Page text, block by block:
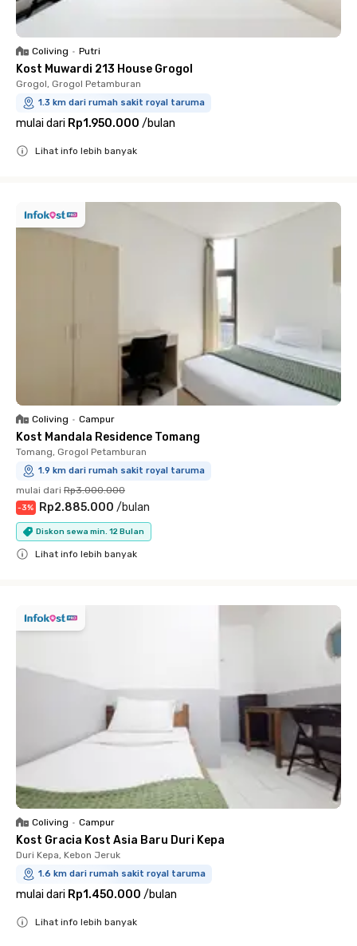
Coliving • Putri
Kost Muwardi 213 House Grogol
Grogol, Grogol Petamburan
1.3 km dari rumah sakit royal taruma
mulai dari Rp1.950.000 /bulan
Lihat info lebih banyak
Coliving • Campur
Kost Mandala Residence Tomang
Tomang, Grogol Petamburan
1.9 km dari rumah sakit royal taruma
mulai dari Rp3.000.000
-3% Rp2.885.000 /bulan
Diskon sewa min. 12 Bulan
Lihat info lebih banyak
Coliving • Campur
Kost Gracia Kost Asia Baru Duri Kepa
Duri Kepa, Kebon Jeruk
1.6 km dari rumah sakit royal taruma
mulai dari Rp1.450.000 /bulan
Lihat info lebih banyak